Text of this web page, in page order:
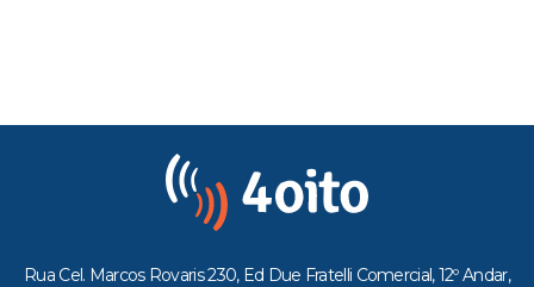
Rua Cel. Marcos Rovaris 230, Ed Due Fratelli Comercial, 12º Andar,